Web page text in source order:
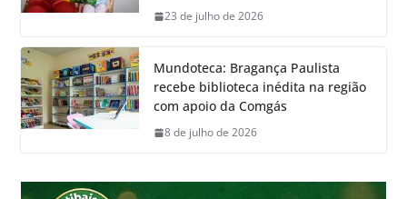
23 de julho de 2026
Mundoteca: Bragança Paulista
recebe biblioteca inédita na região
com apoio da Comgás
8 de julho de 2026